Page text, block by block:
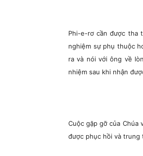
Phi-e-rơ cần được tha
nghiệm sự phụ thuộc
ra và nói với ông về
nhiệm sau khi nhận
Cuộc gặp gỡ của
được phục hồi và trung